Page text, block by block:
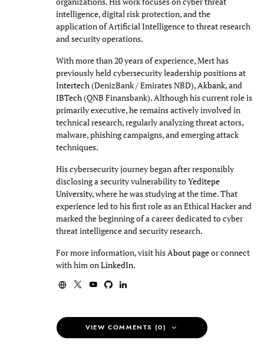
intelligence, digital risk protection, and the
application of Artificial Intelligence to threat research
and security operations.
With more than 20 years of experience, Mert has
previously held cybersecurity leadership positions at
Intertech(DenizBank / Emirates NBD),Akbank, and
IBTech(QNB Finansbank). Although his current role is
primarily executive, he remains actively involved in
technical research, regularly analyzing threat actors,
malware, phishing campaigns, and emerging attack
techniques.
His cybersecurity journey began after responsibly
disclosing a security vulnerability toYeditepe
University, where he was studying at the time. That
experience led to his first role as an Ethical Hacker and
marked the beginning of a career dedicated to cyber
threat intelligence and security research.
For more information, visit hisAbout pageor connect
with him onLinkedIn.
VIEW COMMENTS (0)